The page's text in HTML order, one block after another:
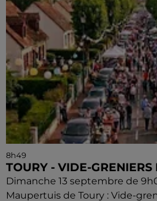
8h49
TOURY - VIDE-GRENIERS
Dimanche 13 septembre de
Maupertuis de Toury : Vide-